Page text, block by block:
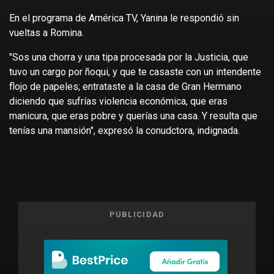
En el programa de América TV, Yanina le respondió sin
vueltas a Romina.
"Sos una chorra y una tipa procesada por la Justicia, que
tuvo un cargo por ñoqui, y que te casaste con un intendente
flojo de papeles; entrataste a la casa de Gran Hermano
diciendo que sufrías violencia económica, que eras
manicura, que eras pobre y querías una casa. Y resulta que
tenías una mansión", expresó la conudctora, indignada.
PUBLICIDAD